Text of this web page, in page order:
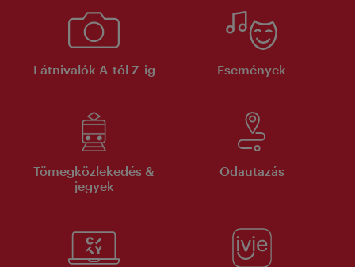
Látnivalók A-tól Z-ig Események
Tömegközlekedés &
jegyek
Odautazás